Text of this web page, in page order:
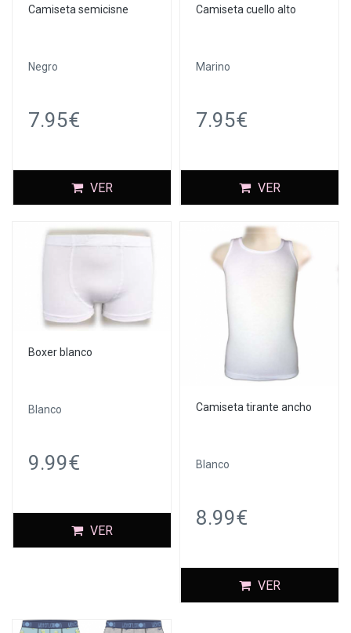
Camiseta semicisne
Negro
7.95€
VER
Camiseta cuello alto
Marino
7.95€
VER
Boxer blanco
Blanco
9.99€
VER
Camiseta tirante ancho
Blanco
8.99€
VER